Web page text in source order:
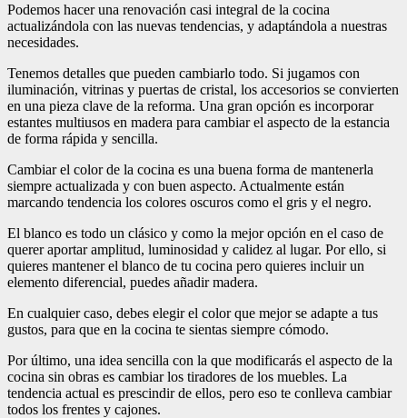
Podemos hacer una renovación casi integral de la cocina
actualizándola con las nuevas tendencias, y adaptándola a nuestras
necesidades.
Tenemos detalles que pueden cambiarlo todo. Si jugamos con
iluminación, vitrinas y puertas de cristal, los accesorios se convierten
en una pieza clave de la reforma. Una gran opción es incorporar
estantes multiusos en madera para cambiar el aspecto de la estancia
de forma rápida y sencilla.
Cambiar el color de la cocina es una buena forma de mantenerla
siempre actualizada y con buen aspecto. Actualmente están
marcando tendencia los colores oscuros como el gris y el negro.
El blanco es todo un clásico y como la mejor opción en el caso de
querer aportar amplitud, luminosidad y calidez al lugar. Por ello, si
quieres mantener el blanco de tu cocina pero quieres incluir un
elemento diferencial, puedes añadir madera.
En cualquier caso, debes elegir el color que mejor se adapte a tus
gustos, para que en la cocina te sientas siempre cómodo.
Por último, una idea sencilla con la que modificarás el aspecto de la
cocina sin obras es cambiar los tiradores de los muebles. La
tendencia actual es prescindir de ellos, pero eso te conlleva cambiar
todos los frentes y cajones.